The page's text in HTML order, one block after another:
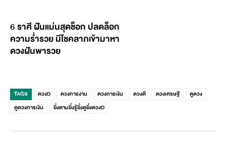
6 ราศี ฝันแม่นสุดช็อก ปลดล็อก
ความร่ำรวย มีโชคลาภเข้ามาหา
ดวงฝันพารวย
TAGS ดวงD ดวงการงาน ดวงการเงิน ดวงดี ดวงเศรษฐี
ดูดวง
ดูดวงการเงิน
ยิ่งตามยิ่งรู้ยิ่งดูยิ่งดวงD